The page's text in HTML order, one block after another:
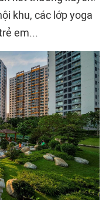
khu, các lớp yoga
em...